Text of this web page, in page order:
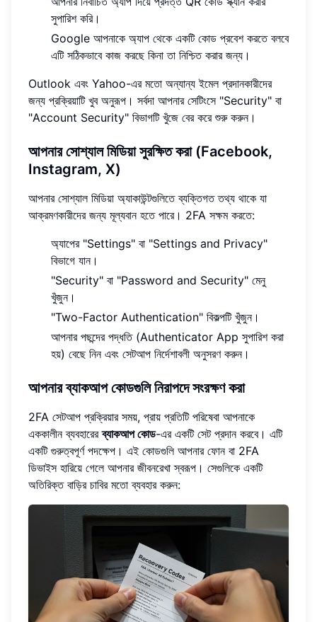
সুপারিশ করি।
Google আপনাকে অ্যাপ থেকে একটি কোড প্রবেশ করতে বলবে
এটি সঠিকভাবে কাজ করছে কিনা তা নিশ্চিত করার জন্য।
Outlook এবং Yahoo-এর মতো অন্যান্য ইমেল প্রদানকারীদের
জন্য প্রক্রিয়াটি খুব অনুরূপ। সর্বদা আপনার সেটিংসে "Security" বা
"Account Security" বিভাগটি খুঁজে বের করে শুরু করুন।
আপনার সোশ্যাল মিডিয়া সুরক্ষিত করা (Facebook,
Instagram, X)
আপনার সোশ্যাল মিডিয়া অ্যাকাউন্টগুলিতে ব্যক্তিগত তথ্য থাকে যা
আক্রমণকারীদের জন্য মূল্যবান হতে পারে। 2FA সক্ষম করতে:
অ্যাপের "Settings" বা "Settings and Privacy"
বিভাগে যান।
"Security" বা "Password and Security" মেনু
খুঁজুন।
"Two-Factor Authentication" বিকল্পটি খুঁজুন।
আপনার পছন্দের পদ্ধতি (Authenticator App সুপারিশ করা
হয়) বেছে নিন এবং সেটআপ নির্দেশাবলী অনুসরণ করুন।
আপনার ব্যাকআপ কোডগুলি নিরাপদে সংরক্ষণ করা
2FA সেটআপ প্রক্রিয়ার সময়, প্রায় প্রতিটি পরিষেবা আপনাকে
এককালীন ব্যবহারেরব্যাকআপ কোড-এর একটি সেট প্রদান করবে। এটি
একটি গুরুত্বপূর্ণ পদক্ষেপ। এই কোডগুলি আপনার ফোন বা 2FA
ডিভাইস হারিয়ে গেলে আপনার জীবনরেখা স্বরূপ। সেগুলিকে একটি
অতিরিক্ত বাড়ির চাবির মতো ব্যবহার করুন: